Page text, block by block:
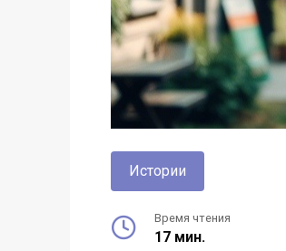
Истории
Время чтения
17 мин.